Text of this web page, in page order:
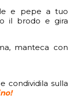
e pepe a tuo
il brodo e gira
manteca con
condividila sulla